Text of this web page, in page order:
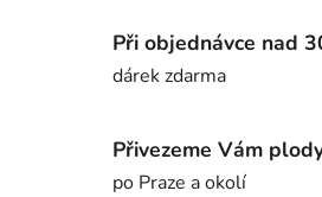
Při objednávce nad
dárek zdarma
Přivezeme Vám
po Praze a okolí